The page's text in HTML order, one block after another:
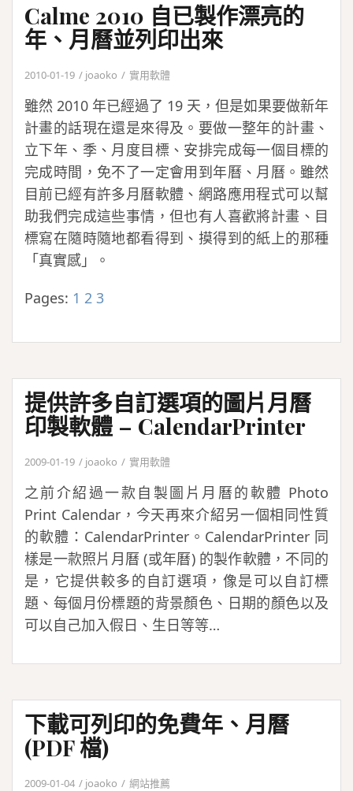
Calme 2010 自已製作漂亮的
年、月曆並列印出來
2010-01-19 joaoko 實用軟體
雖然 2010 年已經過了 19 天，但是如果要做新年
計畫的話現在還是來得及。要做一整年的計畫、
立下年、季、月度目標、安排完成每一個目標的
完成時間，免不了一定會用到年曆、月曆。雖然
目前已經有許多月曆軟體、網路應用程式可以幫
助我們完成這些事情，但也有人喜歡將計畫、目
標寫在隨時隨地都看得到、摸得到的紙上的那種
「真實感」。
Pages: 1 2 3
提供許多自訂選項的圖片月曆
印製軟體 – CalendarPrinter
2009-01-19 joaoko 實用軟體
之前介紹過一款自製圖片月曆的軟體 Photo
Print Calendar，今天再來介紹另一個相同性質
的軟體：CalendarPrinter。CalendarPrinter 同
樣是一款照片月曆 (或年曆) 的製作軟體，不同的
是，它提供較多的自訂選項，像是可以自訂標
題、每個月份標題的背景顏色、日期的顏色以及
可以自己加入假日、生日等等…
下載可列印的免費年、月曆
(PDF 檔)
2009-01-04 joaoko 網站推薦